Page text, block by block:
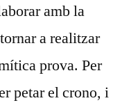
amb la
a realitzar
prova. Per
petar el crono, i